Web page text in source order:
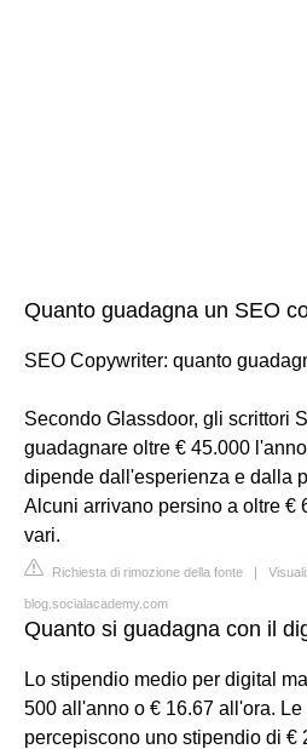
Quanto guadagna un SEO
SEO Copywriter: quanto
Secondo Glassdoor, gli scrittori
guadagnare oltre € 45.000
dipende dall'esperienza e dalla
Alcuni arrivano persino a oltre €
vari.
Richiesta di rimozione della fonte |
blog.socialacademy.com
Quanto si guadagna con il
Lo stipendio medio per digital
500 all'anno o € 16.67 all'ora. Le
percepiscono uno stipendio di €